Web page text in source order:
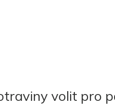
volit pro